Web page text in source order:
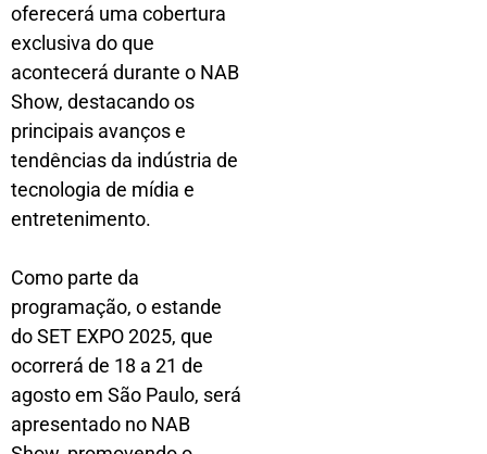
oferecerá uma cobertura
exclusiva do que
acontecerá durante o NAB
Show, destacando os
principais avanços e
tendências da indústria de
tecnologia de mídia e
entretenimento.
Como parte da
programação, o estande
do SET EXPO 2025, que
ocorrerá de 18 a 21 de
agosto em São Paulo, será
apresentado no NAB